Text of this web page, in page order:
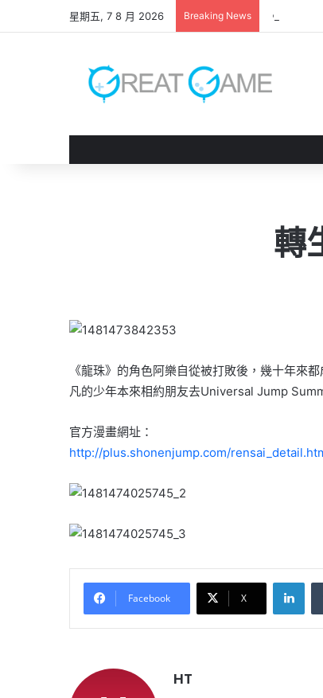
星期五, 7 8 月 2026 Breaking News 《 轉世之
轉
《龍珠》的角色阿樂自從被打敗後，幾十年來
凡的少年本來相約朋友去Universal Jump
官方漫畫網址：
http://plus.shonenjump.com/ren
Facebook X
HT